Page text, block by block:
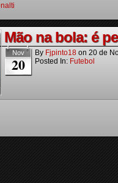
Mão na bola: é
Nov
20
By Fjpinto18 on 20 de
Posted In: Futebol